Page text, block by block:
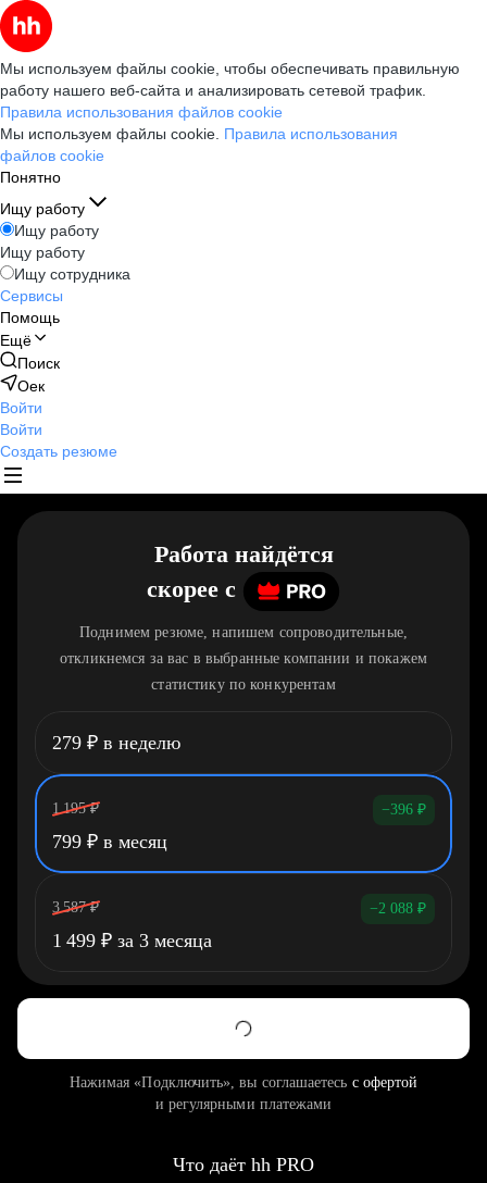
Мы используем файлы cookie, чтобы обеспечивать правильную
работу нашего веб-сайта и анализировать сетевой трафик.
Правила использования файлов cookie
Мы используем файлы cookie. Правила использования
файлов cookie
Понятно
Ищу работу
Ищу работу
Ищу работу
Ищу сотрудника
Сервисы
Помощь
Ещё
Поиск
Оек
Войти
Войти
Создать резюме
Работа найдётся
скорее c
Поднимем резюме, напишем сопроводительные,
откликнемся за вас в выбранные компании и покажем
статистику по конкурентам
279 ₽ в неделю
1 195 ₽ −396 ₽
799 ₽ в месяц
3 587 ₽ −2 088 ₽
1 499 ₽ за 3 месяца
Нажимая «Подключить», вы соглашаетесь с офертой
и регулярными платежами
Что даёт hh PRO